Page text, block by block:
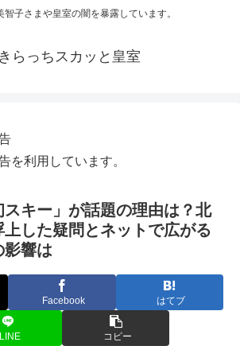
智子さまや皇室の闇を暴露しています。
らっちスカッと皇室
を利用しています。
キー」が話題の理由は？北
した疑問とネットで広がる
影響は
Facebook はてブ
LINE コピー